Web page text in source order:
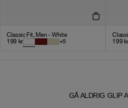
Classic Fit, Men - White
199 kr +5
199 kr
GÅ ALDRIG GLIP